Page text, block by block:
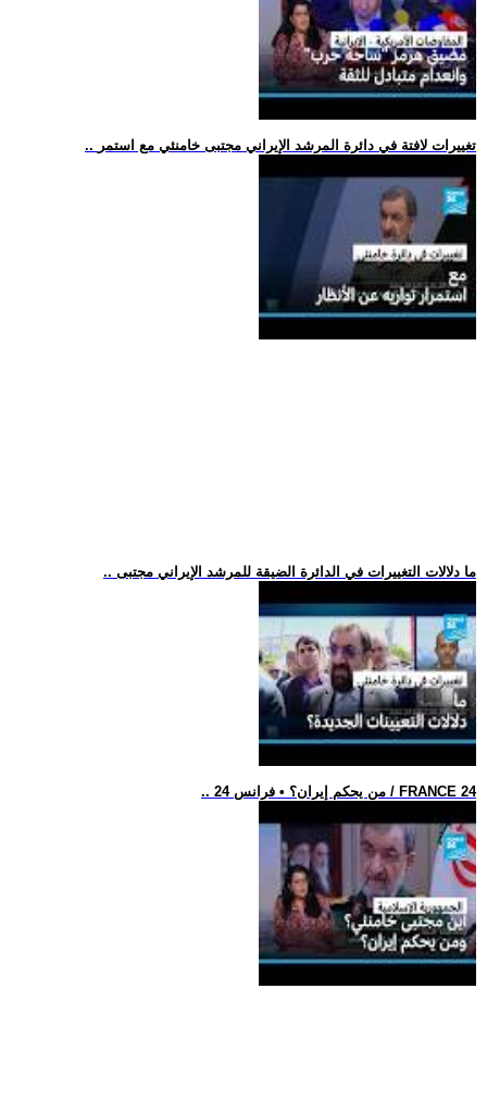
.. تغييرات لافتة في دائرة المرشد الإيراني مجتبى خامنئي مع استمر
.. ما دلالات التغييرات في الدائرة الضيقة للمرشد الإيراني مجتبى
.. من يحكم إيران؟ • فرانس 24 / FRANCE 24